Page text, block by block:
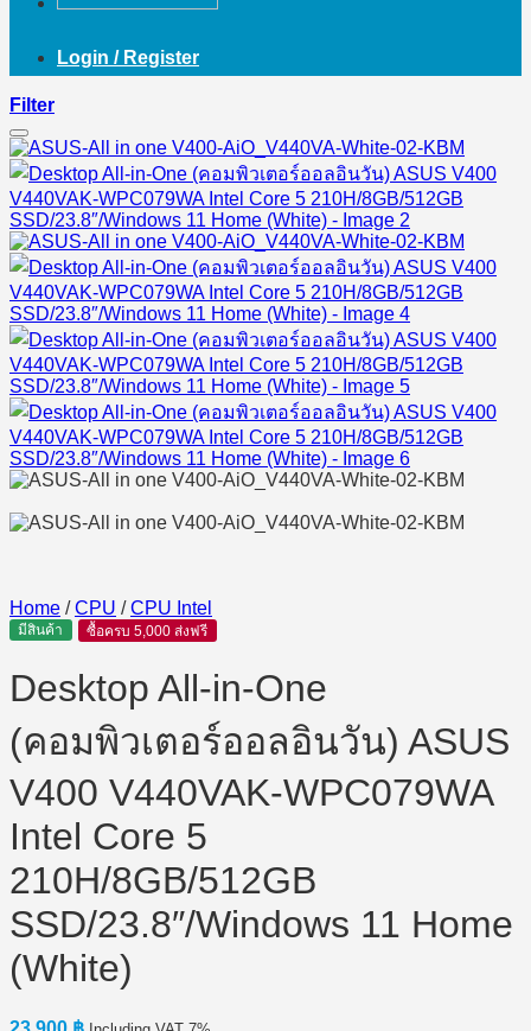
Login / Register
Filter
Home / CPU / CPU Intel
มีสินค้า ซื้อครบ 5,000 ส่งฟรี
Desktop All-in-One
(คอมพิวเตอร์ออลอินวัน) ASUS
V400 V440VAK-WPC079WA
Intel Core 5
210H/8GB/512GB
SSD/23.8″/Windows 11 Home
(White)